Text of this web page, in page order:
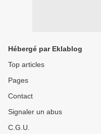
Hébergé par Eklablog
Top articles
Pages
Contact
Signaler un abus
C.G.U.